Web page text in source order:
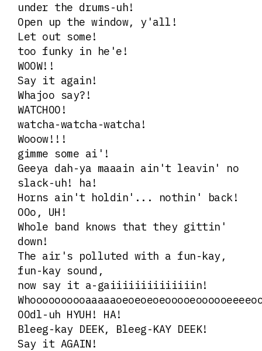
under the drums-uh!
Open up the window, y'all!
Let out some!
too funky in he'e!
WOOW!!
Say it again!
Whajoo say?!
WATCHOO!
watcha-watcha-watcha!
Wooow!!!
gimme some ai'!
Geeya dah-ya maaain ain't leavin' no
slack-uh! ha!
Horns ain't holdin'... nothin' back!
OOo, UH!
Whole band knows that they gittin'
down!
The air's polluted with a fun-kay,
fun-kay sound,
now say it a-gaiiiiiiiiiiiiiin!
OOdl-uh HYUH! HA!
Bleeg-kay DEEK, Bleeg-KAY DEEK!
Say it AGAIN!